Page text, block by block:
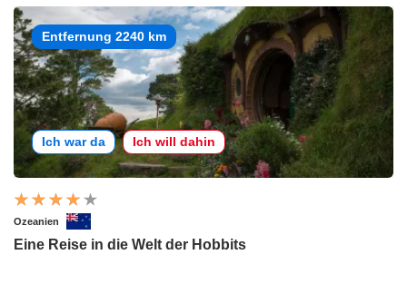
Entfernung 2240 km
Ich war da Ich will dahin
Ozeanien
Eine Reise in die Welt der Hobbits